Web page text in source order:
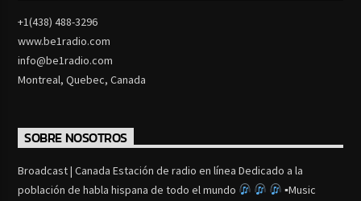
+1(438) 488-3296
www.be1radio.com
info@be1radio.com
Montreal, Quebec, Canada
SOBRE NOSOTROS
Broadcast | Canada Estación de radio en línea Dedicado a la
población de habla hispana de todo el mundo
▪Music